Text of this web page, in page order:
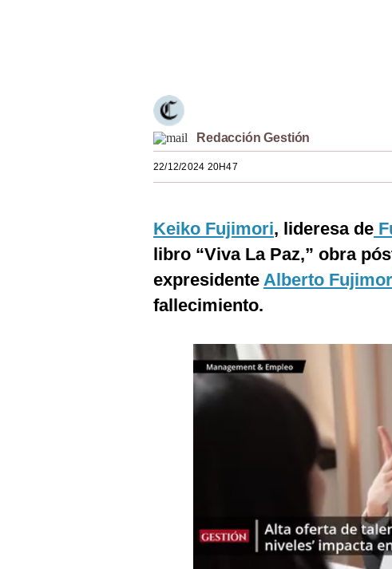
Redacción Gestión
22/12/2024 20H47
Keiko Fujimori, lideresa de
libro “Viva La Paz,” obra
expresidente Alberto
fallecimiento.